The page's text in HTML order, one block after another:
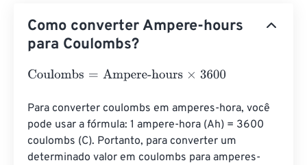
Como converter Ampere-hours
para Coulombs?
Coulombs= Ampere-hours×3600
Para converter coulombs em amperes-hora, você
pode usar a fórmula: 1 ampere-hora (Ah) = 3600
coulombs (C). Portanto, para converter um
determinado valor em coulombs para amperes-